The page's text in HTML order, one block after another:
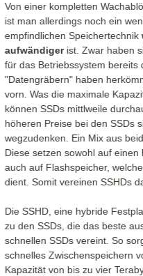
Von einer kompletten
ist man allerdings noch ein
empfindlichen Speichertechnik
aufwändigerist. Zwar haben
für das Betriebssystem bereits
"Datengräbern" haben
vorn. Was die maximale
können SSDs mittlweile
höheren Preise bei den SSDs
wegzudenken. Ein Mix aus
Diese setzen sowohl auf
auch auf Flashspeicher,
dient. Somit vereinen SSHDs
Die SSHD, eine hybride
zu den SSDs, die das beste
schnellen SSDs vereint. So
schnelles Zwischenspeichern
Kapazität von bis zu vier